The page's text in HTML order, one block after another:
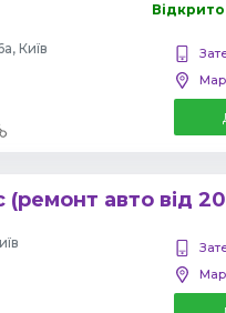
Відкрито
Київ
авто від